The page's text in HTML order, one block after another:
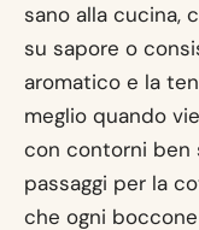
sano alla cucina,
su sapore o
aromatico e la
meglio quando
con contorni ben
passaggi per la
che ogni